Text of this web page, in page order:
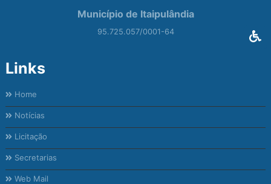
Município de Itaipulândia
95.725.057/0001-64
Links
Home
Notícias
Licitação
Secretarias
Web Mail